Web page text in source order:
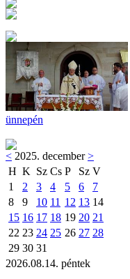
ünnepén
< 2025. december>
H K Sz Cs P Sz V
1
2 3 4 5 6
7
8
9 10 11 12 13 14
15 16 17 18 19 20 21
22 23 24 25 26 27 28
29 30 31
2026.08.14. péntek